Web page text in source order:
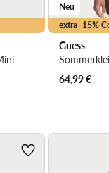
extra -15%
Neu
Guess
64,99€